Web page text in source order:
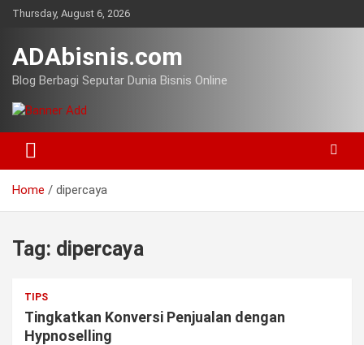
SkipThursday, August 6, 2026
ADAbisnis.com
Blog Berbagi Seputar Dunia Bisnis Online
Home dipercaya
Tag: dipercaya
TIPS
Tingkatkan Konversi Penjualan dengan
Hypnoselling